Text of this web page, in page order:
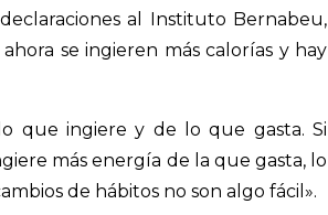
al Instituto Bernabeu,
se ingieren más calorías y hay
que ingiere y de lo que gasta. Si
más energía de la que gasta, lo
de hábitos no son algo fácil».